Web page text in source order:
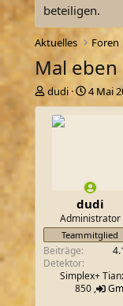
beteiligen.
Aktuelles Foren
Mal eben
E
r
dudi
E
r
t
a
m
4 Mai
dudi
Administrator
Teammitglied
Beiträge
Detektor
Simplex+
850 ,